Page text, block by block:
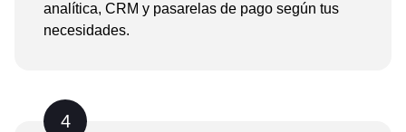
analítica, CRM y pasarelas de pago según tus
necesidades.
4